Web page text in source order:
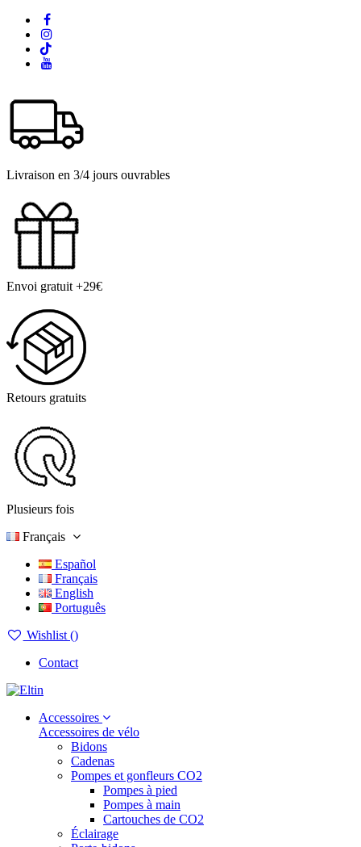
Livraison en 3/4 jours ouvrables
Envoi gratuit +29€
Retours gratuits
Plusieurs fois
Français
Español
Français
English
Português
Wishlist ()
Contact
Accessoires
Accessoires de vélo
Bidons
Cadenas
Pompes et gonfleurs CO2
Pompes à pied
Pompes à main
Cartouches de CO2
Éclairage